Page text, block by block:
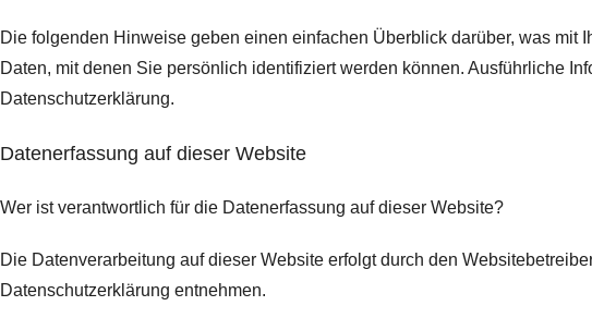
Die folgenden Hinweise geben einen einfachen Überblick darüber, was
Daten, mit denen Sie persönlich identifiziert werden können. Ausführliche
Datenschutzerklärung.
Datenerfassung auf dieser Website
Wer ist verantwortlich für die Datenerfassung auf dieser Website?
Die Datenverarbeitung auf dieser Website erfolgt durch den
Datenschutzerklärung entnehmen.